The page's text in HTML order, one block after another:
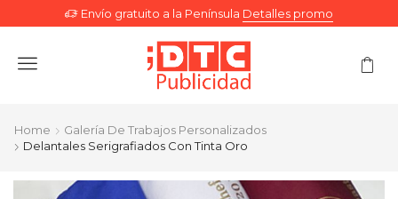
Envío gratuito a la Península Detalles promo
Menu
Home
Galería De Trabajos Personalizados
Delantales Serigrafiados Con Tinta Oro